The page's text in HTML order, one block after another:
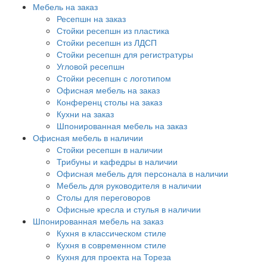
Мебель на заказ
Ресепшн на заказ
Стойки ресепшн из пластика
Стойки ресепшн из ЛДСП
Стойки ресепшн для регистратуры
Угловой ресепшн
Стойки ресепшн с логотипом
Офисная мебель на заказ
Конференц столы на заказ
Кухни на заказ
Шпонированная мебель на заказ
Офисная мебель в наличии
Стойки ресепшн в наличии
Трибуны и кафедры в наличии
Офисная мебель для персонала в наличии
Мебель для руководителя в наличии
Столы для переговоров
Офисные кресла и стулья в наличии
Шпонированная мебель на заказ
Кухня в классическом стиле
Кухня в современном стиле
Кухня для проекта на Тореза